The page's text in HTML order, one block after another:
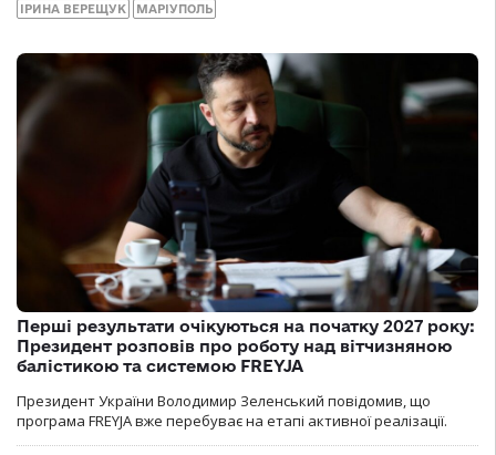
ІРИНА ВЕРЕЩУК МАРІУПОЛЬ
Перші результати очікуються на початку 2027 року:
Президент розповів про роботу над вітчизняною
балістикою та системою FREYJA
Президент України Володимир Зеленський повідомив, що
програма FREYJA вже перебуває на етапі активної реалізації.